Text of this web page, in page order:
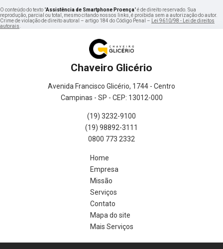
O conteúdo do texto "Assistência de Smartphone Proença" é de direito reservado. Sua
reprodução, parcial ou total, mesmo citando nossos links, é proibida sem a autorização do autor.
Crime de violação de direito autoral – artigo 184 do Código Penal –
Lei 9610/98 - Lei de direitos
autorais
Chaveiro Glicério
Avenida Francisco Glicério, 1744 - Centro
Campinas - SP - CEP: 13012-000
(19) 3232-9100
(19) 98892-3111
0800 773 2332
Home
Empresa
Missão
Serviços
Contato
Mapa do site
Mais Serviços